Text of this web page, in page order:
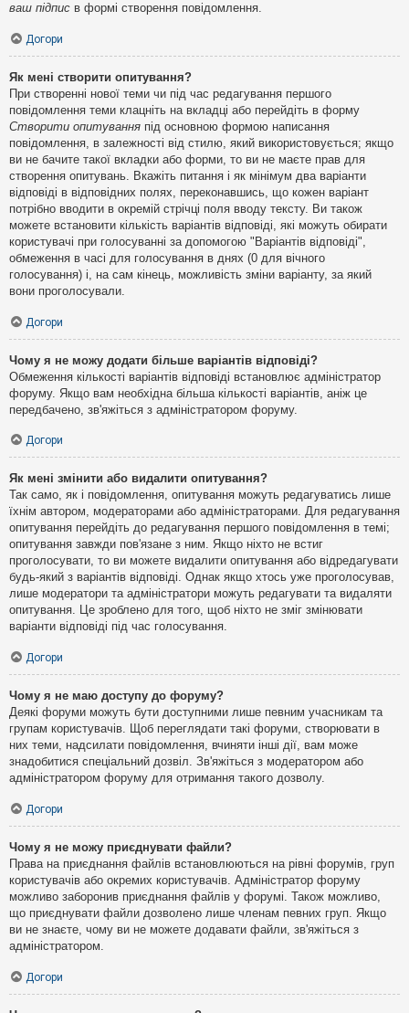
ваш підпис в формі створення повідомлення.
Догори
Як мені створити опитування?
При створенні нової теми чи під час редагування першого
повідомлення теми клацніть на вкладці або перейдіть в форму
Створити опитування під основною формою написання
повідомлення, в залежності від стилю, який використовується; якщо
ви не бачите такої вкладки або форми, то ви не маєте прав для
створення опитувань. Вкажіть питання і як мінімум два варіанти
відповіді в відповідних полях, переконавшись, що кожен варіант
потрібно вводити в окремій стрічці поля вводу тексту. Ви також
можете встановити кількість варіантів відповіді, які можуть обирати
користувачі при голосуванні за допомогою "Варіантів відповіді",
обмеження в часі для голосування в днях (0 для вічного
голосування) і, на сам кінець, можливість зміни варіанту, за який
вони проголосували.
Догори
Чому я не можу додати більше варіантів відповіді?
Обмеження кількості варіантів відповіді встановлює адміністратор
форуму. Якщо вам необхідна більша кількості варіантів, аніж це
передбачено, зв'яжіться з адміністратором форуму.
Догори
Як мені змінити або видалити опитування?
Так само, як і повідомлення, опитування можуть редагуватись лише
їхнім автором, модераторами або адміністраторами. Для редагування
опитування перейдіть до редагування першого повідомлення в темі;
опитування завжди пов'язане з ним. Якщо ніхто не встиг
проголосувати, то ви можете видалити опитування або відредагувати
будь-який з варіантів відповіді. Однак якщо хтось уже проголосував,
лише модератори та адміністратори можуть редагувати та видаляти
опитування. Це зроблено для того, щоб ніхто не зміг змінювати
варіанти відповіді під час голосування.
Догори
Чому я не маю доступу до форуму?
Деякі форуми можуть бути доступними лише певним учасникам та
групам користувачів. Щоб переглядати такі форуми, створювати в
них теми, надсилати повідомлення, вчиняти інші дії, вам може
знадобитися спеціальний дозвіл. Зв'яжіться з модератором або
адміністратором форуму для отримання такого дозволу.
Догори
Чому я не можу приєднувати файли?
Права на приєднання файлів встановлюються на рівні форумів, груп
користувачів або окремих користувачів. Адміністратор форуму
можливо заборонив приєднання файлів у форумі. Також можливо,
що приєднувати файли дозволено лише членам певних груп. Якщо
ви не знаєте, чому ви не можете додавати файли, зв'яжіться з
адміністратором.
Догори